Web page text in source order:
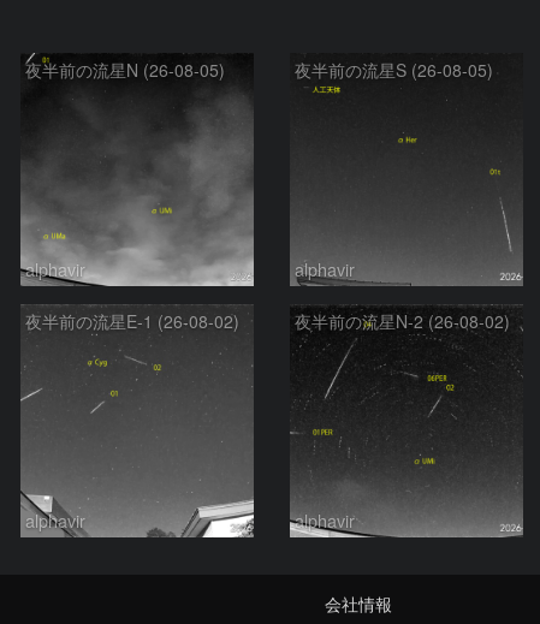
夜半前の流星N (26-08-05)
alphavir
夜半前の流星S (26-08-05)
alphavir
夜半前の流星E-1 (26-08-02)
alphavir
夜半前の流星N-2 (26-08-02)
alphavir
会社情報